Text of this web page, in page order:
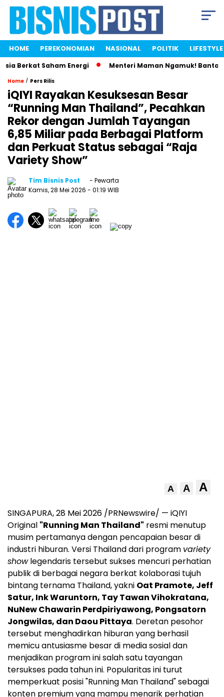
HOME PEREKONOMIAN NASIONAL POLITIK LIFESTYLE
Berkat Saham Energi Menteri Maman Ngamuk! Bantah
Home / Pers Rilis
iQIYI Rayakan Kesuksesan Besar
“Running Man Thailand”, Pecahkan
Rekor dengan Jumlah Tayangan
6,85 Miliar pada Berbagai Platform
dan Perkuat Status sebagai “Raja
Variety Show”
Tim Bisnis Post
- Pewarta
Kamis, 28 Mei 2026 - 01:19 WIB
A A A
SINGAPURA, 28 Mei 2026 /PRNewswire/ — iQIYI
Original "Running Man Thailand" resmi menutup
musim pertamanya dengan pencapaian besar di
industri hiburan. Versi Thailand dari program variety
showlegendaris tersebut sukses mencuri perhatian
publik di berbagai negara berkat kolaborasi tujuh
bintang ternama Thailand, yakni Oat Pramote, Jeff
Satur, Ink Waruntorn, Tay Tawan Vihokratana,
NuNew Chawarin Perdpiriyawong, Pongsatorn
Jongwilas, dan Daou Pittaya. Deretan pesohor
tersebut menghadirkan hiburan yang berhasil
memicu antusiasme besar di media sosial dan
menjadikan program ini salah satu tayangan
tersukses pada tahun ini. Popularitas ini turut
memperkuat posisi "Running Man Thailand" sebagai
konten premium yang mampu menarik perhatian